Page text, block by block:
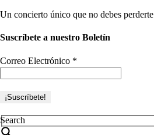
Un concierto único que no debes perderte
Suscríbete a nuestro Boletín
Correo Electrónico *
Search